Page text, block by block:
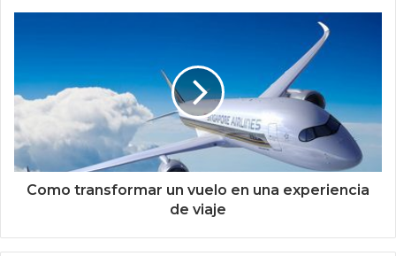
Como transformar un vuelo en una experiencia
de viaje